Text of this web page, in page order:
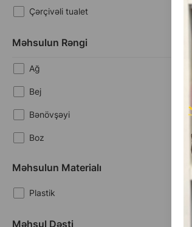
Çərçivəli tualet
Məhsulun Rəngi
Ağ
Bej
Bənövşəyi
Boz
Məhsulun Materialı
Plastik
Məhsul Dəsti